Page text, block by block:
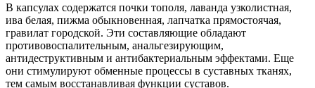
В капсулах содержатся почки тополя, лаванда узколистная,
ива белая, пижма обыкновенная, лапчатка прямостоячая,
гравилат городской. Эти составляющие обладают
противовоспалительным, анальгезирующим,
антидеструктивным и антибактериальным эффектами. Еще
они стимулируют обменные процессы в суставных тканях,
тем самым восстанавливая функции суставов.